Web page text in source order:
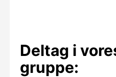
Deltag i
gruppe: